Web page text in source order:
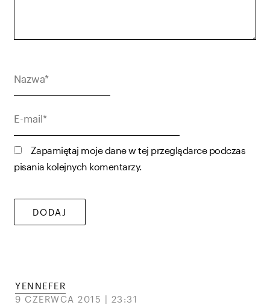
YENNEFER
9 CZERWCA 2015 | 23:31
mail*
Zapamiętaj moje dane w tej przeglądarce podczas
pisania kolejnych komentarzy.